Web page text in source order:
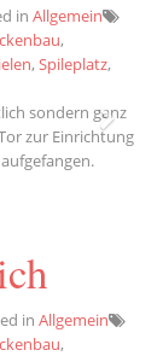
in Allgemein
,
, Spileplatz,
sondern ganz
zur Einrichtung
in Allgemein
,